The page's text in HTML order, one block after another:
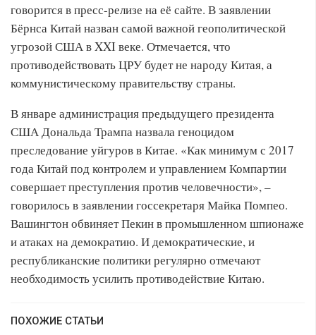
говорится в пресс-релизе на её сайте. В заявлении
Бёрнса Китай назван самой важной геополитической
угрозой США в XXI веке. Отмечается, что
противодействовать ЦРУ будет не народу Китая, а
коммунистическому правительству страны.
В январе администрация предыдущего президента
США Дональда Трампа назвала геноцидом
преследование уйгуров в Китае. «Как минимум с 2017
года Китай под контролем и управлением Компартии
совершает преступления против человечности», –
говорилось в заявлении госсекретаря Майка Помпео.
Вашингтон обвиняет Пекин в промышленном шпионаже
и атаках на демократию. И демократические, и
республиканские политики регулярно отмечают
необходимость усилить противодействие Китаю.
ПОХОЖИЕ СТАТЬИ